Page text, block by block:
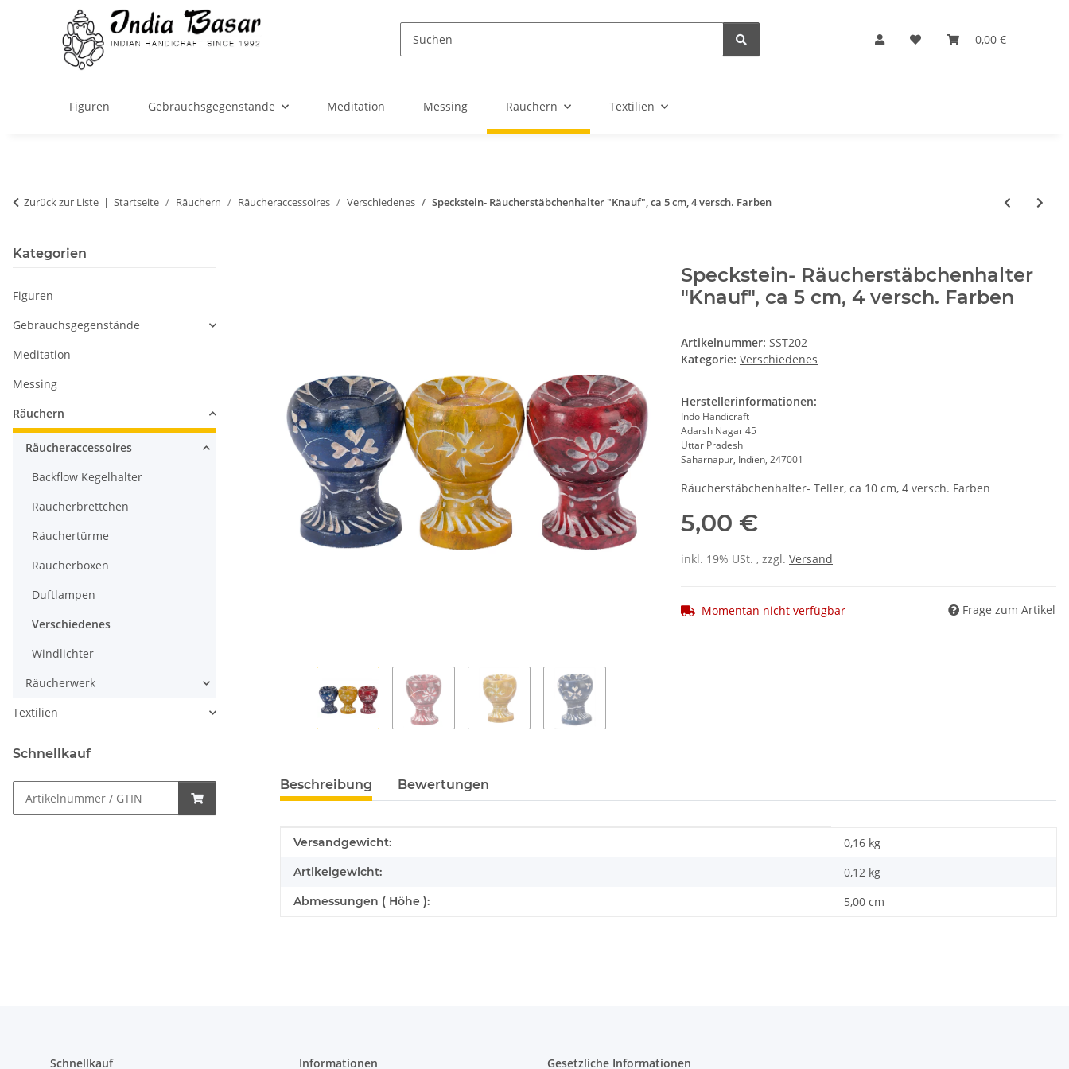
0,00 €
Figuren Gebrauchsgegenstände Meditation Messing Räuchern Textilien
Zurück zur Liste Startseite Räuchern Räucheraccessoires Verschiedenes Speckstein- Räucherstäbchenhalter "Knauf", ca 5 cm, 4 versch. Farben
Speckstein- Räucherstäbchenhalter
"Knauf", ca 5 cm, 4 versch. Farben
Artikelnummer: SST202
Kategorie: Verschiedenes
Herstellerinformationen:
Indo Handicraft
Adarsh Nagar 45
Uttar Pradesh
Saharnapur, Indien, 247001
Räucherstäbchenhalter- Teller, ca 10 cm, 4 versch. Farben
5,00 €
inkl. 19% USt. , zzgl. Versand
Momentan nicht verfügbar Frage zum Artikel
Beschreibung Bewertungen
Produkteigenschaft
Wert
Versandgewicht: 0,16 kg
Artikelgewicht: 0,12 kg
Abmessungen ( Höhe ): 5,00 cm
Kategorien
Figuren
Gebrauchsgegenstände
Meditation
Messing
Räuchern
Räucheraccessoires
Backflow Kegelhalter
Räucherbrettchen
Räuchertürme
Räucherboxen
Duftlampen
Verschiedenes
Windlichter
Räucherwerk
Textilien
Schnellkauf
Schnellkauf Informationen Gesetzliche Informationen